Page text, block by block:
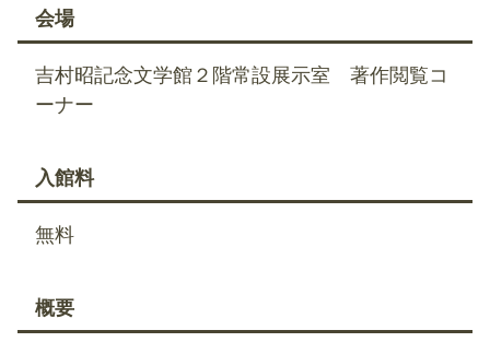
会場
吉村昭記念文学館２階常設展示室 著作閲覧コ
ーナー
入館料
無料
概要